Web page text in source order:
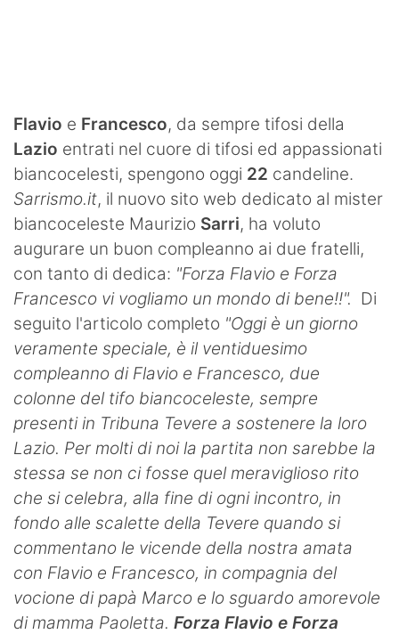
Flavio e Francesco, da sempre tifosi della
Lazio entrati nel cuore di tifosi ed appassionati
biancocelesti, spengono oggi 22 candeline.
Sarrismo.it, il nuovo sito web dedicato al mister
biancoceleste Maurizio Sarri, ha voluto
augurare un buon compleanno ai due fratelli,
con tanto di dedica: "Forza Flavio e Forza
Francesco vi vogliamo un mondo di bene!!". Di
seguito l'articolo completo "Oggi è un giorno
veramente speciale, è il ventiduesimo
compleanno di Flavio e Francesco, due
colonne del tifo biancoceleste, sempre
presenti in Tribuna Tevere a sostenere la loro
Lazio. Per molti di noi la partita non sarebbe la
stessa se non ci fosse quel meraviglioso rito
che si celebra, alla fine di ogni incontro, in
fondo alle scalette della Tevere quando si
commentano le vicende della nostra amata
con Flavio e Francesco, in compagnia del
vocione di papà Marco e lo sguardo amorevole
di mamma Paoletta. Forza Flavio e Forza